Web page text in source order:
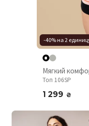
-40% на 2
Мягкий
Топ 106SP
1 299 ₴